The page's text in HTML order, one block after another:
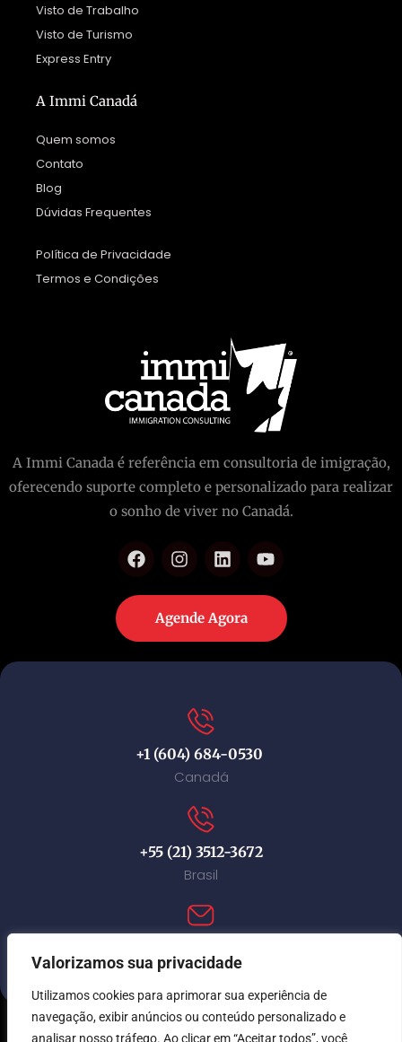
Valorizamos sua privacidade
Utilizamos cookies para aprimorar sua experiência de
navegação, exibir anúncios ou conteúdo personalizado e
analisar nosso tráfego. Ao clicar em “Aceitar todos”, você
Visto de Trabalho
Visto de Turismo
Express Entry
A Immi Canadá
Quem somos
Contato
Blog
Dúvidas Frequentes
Política de Privacidade
Termos e Condições
A Immi Canada é referência em consultoria de imigração,
oferecendo suporte completo e personalizado para realizar
o sonho de viver no Canadá.
Agende Agora
+1 (604) 684-0530
Canadá
+55 (21) 3512-3672
Brasil